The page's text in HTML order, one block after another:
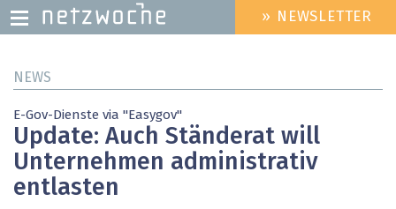
zum
HEADER
MENU
» NEWSLETTER
NEWS
E-Gov-Dienste via "Easygov"
Update: Auch Ständerat will
Unternehmen administrativ
entlasten